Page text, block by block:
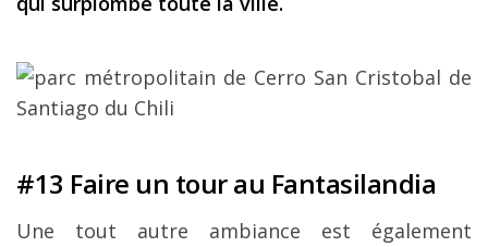
#13 Faire un tour au Fantasilandia
Une tout autre ambiance est également